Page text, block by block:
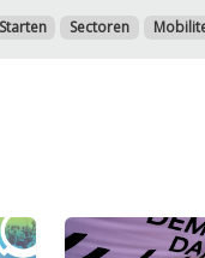
Starten Sectoren